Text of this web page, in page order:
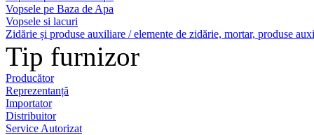
Vopsele pe Baza de Apa
Vopsele si lacuri
Zidărie și produse auxiliare / elemente de zidărie, mortar, produse
Tip furnizor
Producător
Reprezentanță
Importator
Distribuitor
Service Autorizat